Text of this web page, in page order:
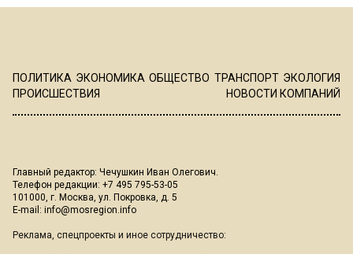
ПОЛИТИКА ЭКОНОМИКА ОБЩЕСТВО ТРАНСПОРТ ЭКОЛОГИЯ
ПРОИСШЕСТВИЯ
НОВОСТИ КОМПАНИЙ
Главный редактор: Чечушкин Иван Олегович.
Телефон редакции: +7 495 795-53-05
101000, г. Москва, ул. Покровка, д. 5
E-mail: info@mosregion.info
Реклама, спецпроекты и иное сотрудничество: